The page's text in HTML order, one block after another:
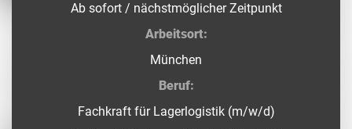
Ab sofort / nächstmöglicher Zeitpunkt
Arbeitsort:
München
Beruf:
Fachkraft für Lagerlogistik (m/w/d)